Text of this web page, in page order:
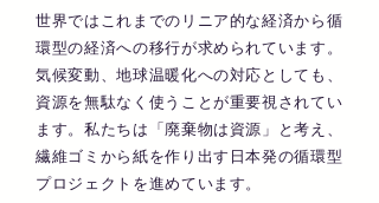
世界ではこれまでのリニア的な経済から循
環型の経済への移行が求められています。
気候変動、地球温暖化への対応としても、
資源を無駄なく使うことが重要視されてい
ます。私たちは「廃棄物は資源」と考え、
繊維ゴミから紙を作り出す日本発の循環型
プロジェクトを進めています。